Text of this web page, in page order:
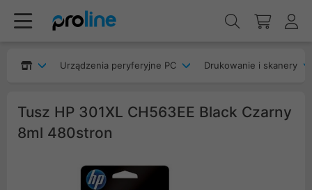
Urządzenia peryferyjne PC Drukowanie i skanery
Tusz HP 301XL CH563EE Black Czarny
8ml 480stron